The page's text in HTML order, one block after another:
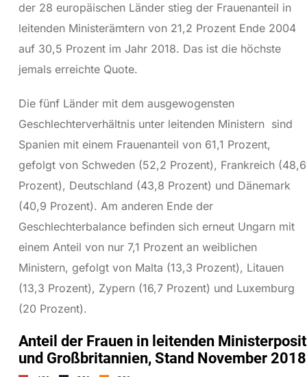
der 28 europäischen Länder stieg der Frauenanteil in
leitenden Ministerämtern von 21,2 Prozent Ende 2004
auf 30,5 Prozent im Jahr 2018. Das ist die höchste
jemals erreichte Quote.
Die fünf Länder mit dem ausgewogensten
Geschlechterverhältnis unter leitenden Ministern sind
Spanien mit einem Frauenanteil von 61,1 Prozent,
gefolgt von Schweden (52,2 Prozent), Frankreich (48,6
Prozent), Deutschland (43,8 Prozent) und Dänemark
(40,9 Prozent). Am anderen Ende der
Geschlechterbalance befinden sich erneut Ungarn mit
einem Anteil von nur 7,1 Prozent an weiblichen
Ministern, gefolgt von Malta (13,3 Prozent), Litauen
(13,3 Prozent), Zypern (16,7 Prozent) und Luxemburg
(20 Prozent).